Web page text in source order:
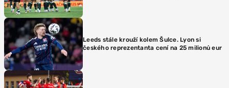
Leeds stále krouží kolem Šulce. Lyon si
českého reprezentanta cení na 25 milionů eur